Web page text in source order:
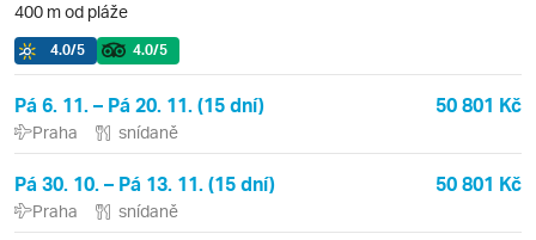
400 m od pláže
4.0/5 4.0/5
Pá 6. 11. – Pá 20. 11. (15 dní) 50 801 Kč
Praha snídaně
Pá 30. 10. – Pá 13. 11. (15 dní) 50 801 Kč
Praha snídaně